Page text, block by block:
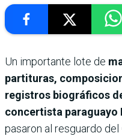
Un importante lote de
partituras,
registros biográficos
concertista paraguayo
pasaron al resguardo del